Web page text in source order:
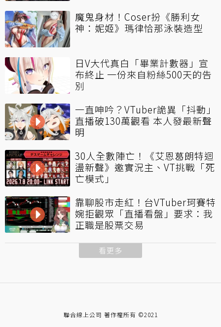
魔鬼身材！Coser扮《勝利女
神：妮姬》瑪律恰那泳裝造型
日V大代真白「畢業計數器」宣
布終止 一份來自粉絲500天的告
別
一直呻吟？VTuber詭異「抖動」
直播破130萬觀看 本人發最新聲
明
30人全數陣亡！《艾恩葛朗特迴
盪新聲》邀實況主、VT挑戰「死
亡模式」
靠聊股市走紅！台VTuber珂賽特
婉拒觀眾「直播看盤」要求：我
正職是股票交易
看更多
聯合線上公司 著作權所有 ©2021